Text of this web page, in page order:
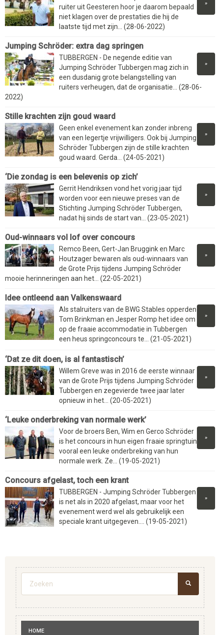
»
ruiter uit Geesteren hoor je daarom bepaald
niet klagen over de prestaties die hij de
laatste tijd met zijn... (28-06-2022)
Jumping Schröder: extra dag springen
»
TUBBERGEN - De negende editie van
Jumping Schröder Tubbergen mag zich in
een dusdanig grote belangstelling van
ruiters verheugen, dat de organisatie... (28-06-
2022)
Stille krachten zijn goud waard
»
Geen enkel evenement kan zonder inbreng
van een legertje vrijwilligers. Ook bij Jumping
Schröder Tubbergen zijn de stille krachten
goud waard. Gerda... (24-05-2021)
‘Die zondag is een belevenis op zich’
»
Gerrit Hendriksen vond het vorig jaar tijd
worden voor een nieuwe preses van de
Stichting Jumping Schröder Tubbergen,
nadat hij sinds de start van... (23-05-2021)
Oud-winnaars vol lof over concours
»
Remco Been, Gert-Jan Bruggink en Marc
Houtzager bewaren als oud-winnaars van
de Grote Prijs tijdens Jumping Schröder
mooie herinneringen aan het... (22-05-2021)
Idee ontleend aan Valkenswaard
»
Als stalruiters van de BWG Stables opperden
Tom Brinkman en Jesper Romp het idee om
op de fraaie accommodatie in Tubbergen
een heus springconcours te... (21-05-2021)
‘Dat ze dit doen, is al fantastisch’
»
Willem Greve was in 2016 de eerste winnaar
van de Grote Prijs tijdens Jumping Schröder
Tubbergen en zegevierde twee jaar later
opnieuw in het... (20-05-2021)
‘Leuke onderbreking van normale werk’
»
Voor de broers Ben, Wim en Gerco Schröder
is het concours in hun eigen fraaie springtuin
vooral een leuke onderbreking van hun
normale werk. Ze... (19-05-2021)
Concours afgelast, toch een krant
»
TUBBERGEN - Jumping Schröder Tubbergen
is net als in 2020 afgelast, maar voor het
evenement werd wel als gebruikelijk een
speciale krant uitgegeven.... (19-05-2021)
Zoekveld
HOME